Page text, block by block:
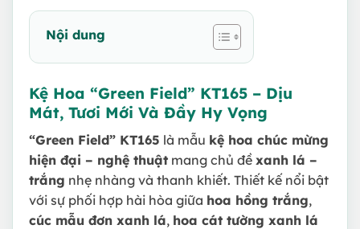
Nội dung
Kệ Hoa “Green Field” KT165 – Dịu
Mát, Tươi Mới Và Đầy Hy Vọng
“Green Field” KT165 là mẫu kệ hoa chúc mừng
hiện đại – nghệ thuật mang chủ đề xanh lá –
trắng nhẹ nhàng và thanh khiết. Thiết kế nổi bật
với sự phối hợp hài hòa giữa hoa hồng trắng,
cúc mẫu đơn xanh lá, hoa cát tường xanh lá